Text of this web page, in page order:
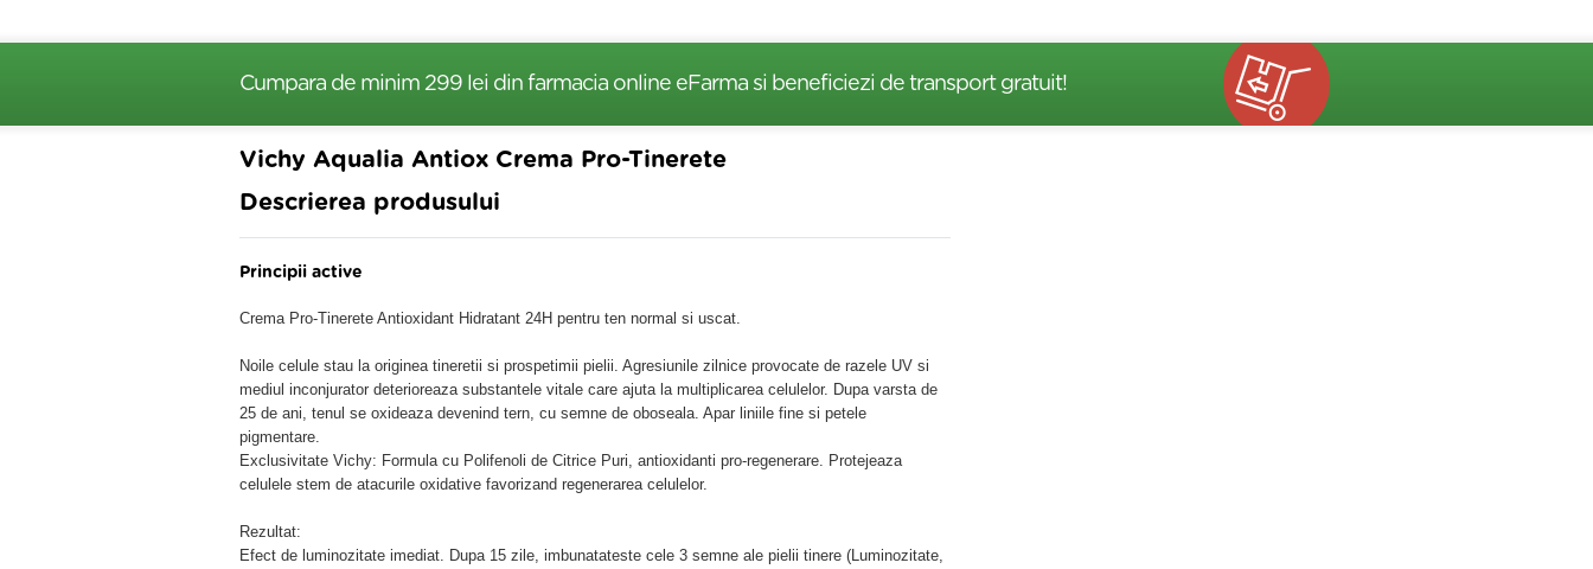
Cumpara de minim 299 lei din farmacia online eFarma si beneficiezi de transport gratuit!
Vichy Aqualia Antiox Crema Pro-Tinerete
Descrierea produsului
Principii active
Crema Pro-Tinerete Antioxidant Hidratant 24H pentru ten normal si uscat.
Noile celule stau la originea tineretii si prospetimii pielii. Agresiunile zilnice provocate de razele UV si
mediul inconjurator deterioreaza substantele vitale care ajuta la multiplicarea celulelor. Dupa varsta de
25 de ani, tenul se oxideaza devenind tern, cu semne de oboseala. Apar liniile fine si petele
pigmentare.
Exclusivitate Vichy: Formula cu Polifenoli de Citrice Puri, antioxidanti pro-regenerare. Protejeaza
celulele stem de atacurile oxidative favorizand regenerarea celulelor.
Rezultat:
Efect de luminozitate imediat. Dupa 15 zile, imbunatateste cele 3 semne ale pielii tinere (Luminozitate,